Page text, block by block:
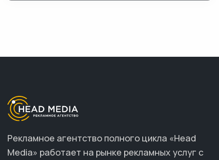
Рекламное агентство полного цикла «Head
Media» работает на рынке рекламных услуг с